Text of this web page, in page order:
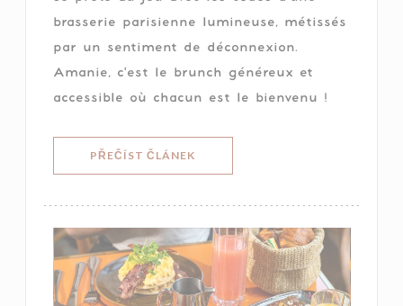
brasserie parisienne lumineuse, métissés
par un sentiment de déconnexion.
Amanie, c'est le brunch généreux et
accessible où chacun est le bienvenu !
PŘEČÍST ČLÁNEK